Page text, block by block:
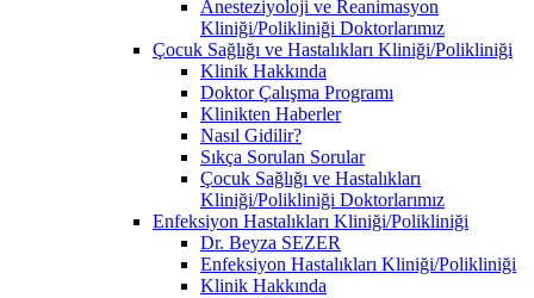
Anesteziyoloji ve Reanimasyon
Kliniği/Polikliniği Doktorlarımız
Çocuk Sağlığı ve Hastalıkları Kliniği/Polikliniği
Klinik Hakkında
Doktor Çalışma Programı
Klinikten Haberler
Nasıl Gidilir?
Sıkça Sorulan Sorular
Çocuk Sağlığı ve Hastalıkları
Kliniği/Polikliniği Doktorlarımız
Enfeksiyon Hastalıkları Kliniği/Polikliniği
Dr. Beyza SEZER
Enfeksiyon Hastalıkları Kliniği/Polikliniği
Klinik Hakkında